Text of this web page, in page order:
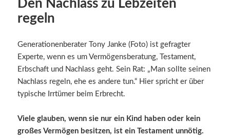
Den Nachlass zu Lebzeiten
regeln
Generationenberater Tony Janke (Foto) ist gefragter
Experte, wenn es um Vermögensberatung, Testament,
Erbschaft und Nachlass geht. Sein Rat: „Man sollte seinen
Nachlass regeln, ehe es andere tun.“ Hier spricht er über
typische Irrtümer beim Erbrecht.
Viele glauben, wenn sie nur ein Kind haben oder kein
großes Vermögen besitzen, ist ein Testament unnötig.